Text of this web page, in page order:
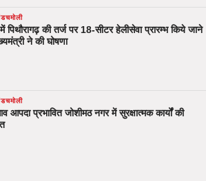
चमोली
पिथौरागढ़ की तर्ज पर 18-सीटर हेलीसेवा प्रारम्भ किये जाने
ने की घोषणा
चमोली
आपदा प्रभावित जोशीमठ नगर में सुरक्षात्मक कार्यों की